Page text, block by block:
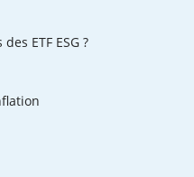
ETF ESG ?